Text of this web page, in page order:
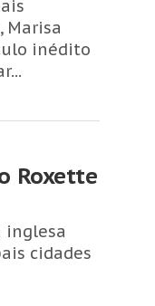
Marisa
inédito
Roxette
inglesa
cidades